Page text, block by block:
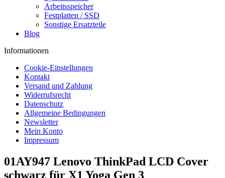
Arbeitsspeicher
Festplatten / SSD
Sonstige Ersatzteile
Blog
Informationen
Cookie-Einstellungen
Kontakt
Versand und Zahlung
Widerrufsrecht
Datenschutz
Allgemeine Bedingungen
Newsletter
Mein Konto
Impressum
01AY947 Lenovo ThinkPad LCD Cover
schwarz für X1 Yoga Gen 3